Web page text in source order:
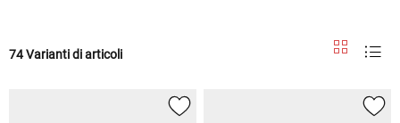
74 Varianti di articoli